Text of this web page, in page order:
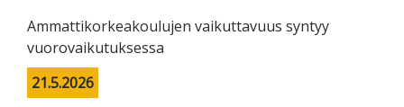
Ammattikorkeakoulujen vaikuttavuus syntyy
vuorovaikutuksessa
21.5.2026